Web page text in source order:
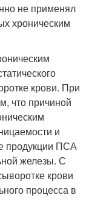
не применял
хроническим
крови. При
что причиной
и
продукции ПСА
железы. С
крови
процесса в